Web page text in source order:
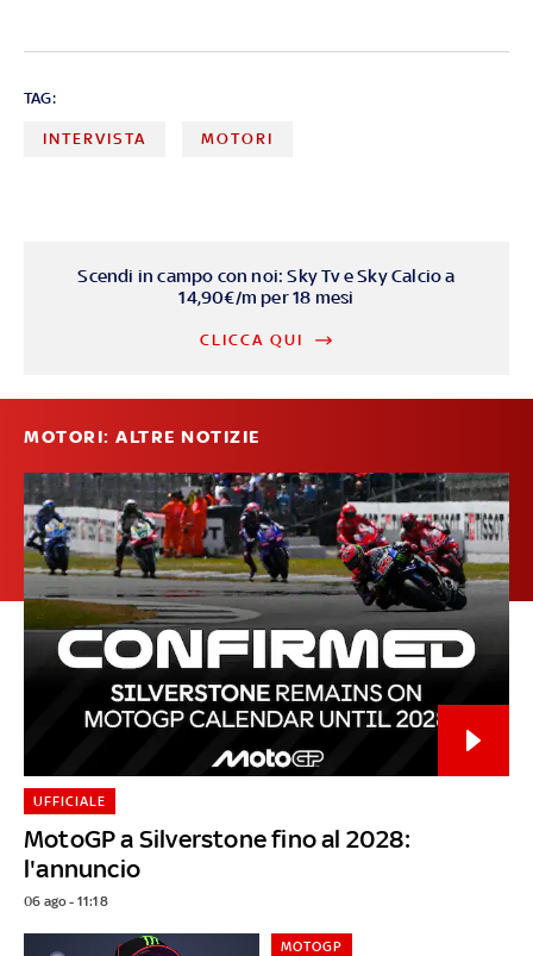
TAG:
INTERVISTA MOTORI
Scendi in campo con noi: Sky Tv e Sky Calcio a
14,90€/m per 18 mesi
CLICCA QUI
MOTORI: ALTRE NOTIZIE
MotoGP a Silverstone fino al 2028:
l'annuncio
UFFICIALE
06 ago - 11:18
MOTOGP